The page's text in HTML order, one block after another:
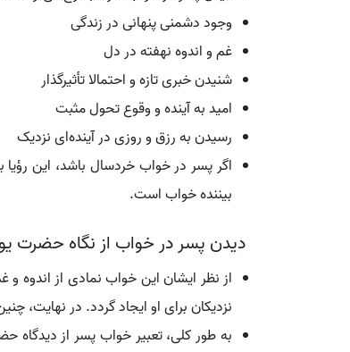
وجود دشمنی پنهانی در زندگی
غم و اندوه نهفته در دل
شنیدن خبری تازه و احتمالا تأثیرگذار
امید به آینده و وقوع تحول مثبت
رسیدن به رزق و روزی در آینده‌ای نزدیک
اگر پسر در خواب خردسال باشد، این
بیننده خواب است.
دیدن پسر در خواب از نگاه حضرت
از نظر ایشان این خواب نمادی از اندوه
نزدیکان برای او ایجاد گردد. در نهایت،
به طور کلی، تعبیر خواب پسر از دیدگاه